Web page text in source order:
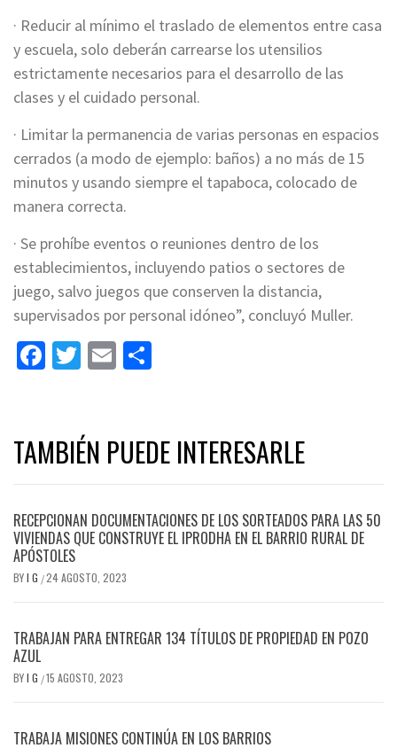
· Reducir al mínimo el traslado de elementos entre casa
y escuela, solo deberán carrearse los utensilios
estrictamente necesarios para el desarrollo de las
clases y el cuidado personal.
· Limitar la permanencia de varias personas en espacios
cerrados (a modo de ejemplo: baños) a no más de 15
minutos y usando siempre el tapaboca, colocado de
manera correcta.
· Se prohíbe eventos o reuniones dentro de los
establecimientos, incluyendo patios o sectores de
juego, salvo juegos que conserven la distancia,
supervisados por personal idóneo”, concluyó Muller.
Facebook
Twitter
Email
TAMBIÉN PUEDE INTERESARLE
RECEPCIONAN DOCUMENTACIONES DE LOS SORTEADOS PARA LAS 50
VIVIENDAS QUE CONSTRUYE EL IPRODHA EN EL BARRIO RURAL DE
APÓSTOLES
BYI G /24 AGOSTO, 2023
TRABAJAN PARA ENTREGAR 134 TÍTULOS DE PROPIEDAD EN POZO
AZUL
BYI G /15 AGOSTO, 2023
TRABAJA MISIONES CONTINÚA EN LOS BARRIOS